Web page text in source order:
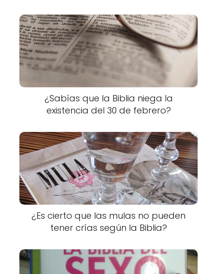
¿Sabías que la Biblia niega la
existencia del 30 de febrero?
¿Es cierto que las mulas no pueden
tener crías según la Biblia?